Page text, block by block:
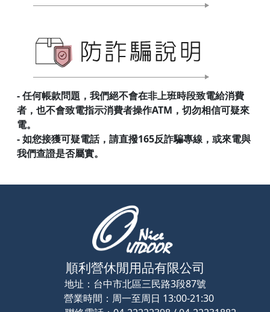
- 任何帳款問題，我們絕不會在非上班時段致電給消費
者，也不會致電指示消費者操作ATM，切勿相信可疑來
電。
- 如您接獲可疑電話，請直撥165反詐騙專線，或來電與
我們查證是否屬實。
順利營休閒用品有限公司
地址： 台中市北區三民路3段87號
營業時間： 周一至周日 13:00-21:30